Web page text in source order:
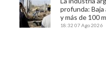
profunda:
y más de 100
18:32 07 Ago 2026